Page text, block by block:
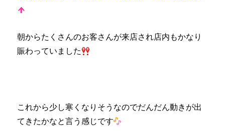
朝からたくさんのお客さんが来店され店内もかなり
賑わっていました
これから少し寒くなりそうなのでだんだん動きが出
てきたかなと言う感じです